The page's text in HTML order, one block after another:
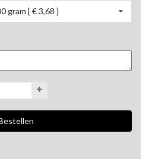
gram [ € 3,68 ]